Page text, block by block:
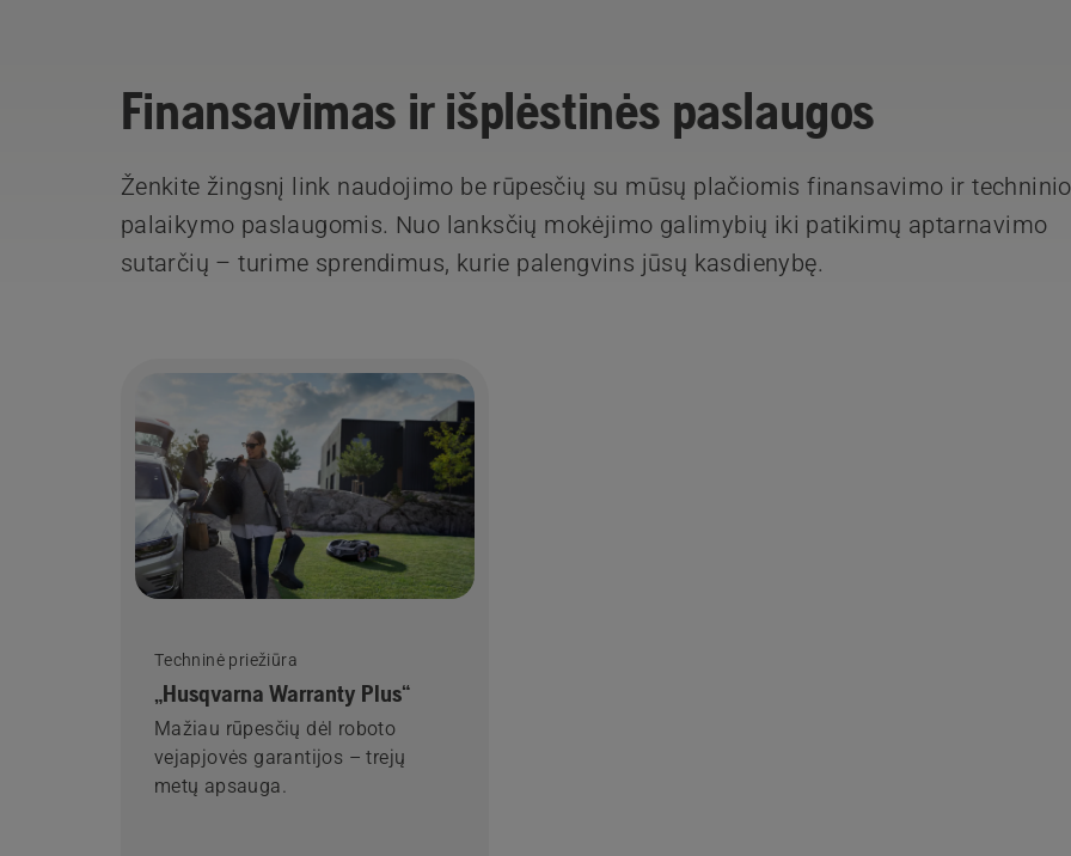
Finansavimas ir išplėstinės paslaugos
Ženkite žingsnį link naudojimo be rūpesčių su mūsų plačiomis finansavimo ir techninio
palaikymo paslaugomis. Nuo lanksčių mokėjimo galimybių iki patikimų aptarnavimo
sutarčių – turime sprendimus, kurie palengvins jūsų kasdienybę.
Techninė priežiūra
„Husqvarna Warranty Plus“
Mažiau rūpesčių dėl roboto
vejapjovės garantijos – trejų
metų apsauga.